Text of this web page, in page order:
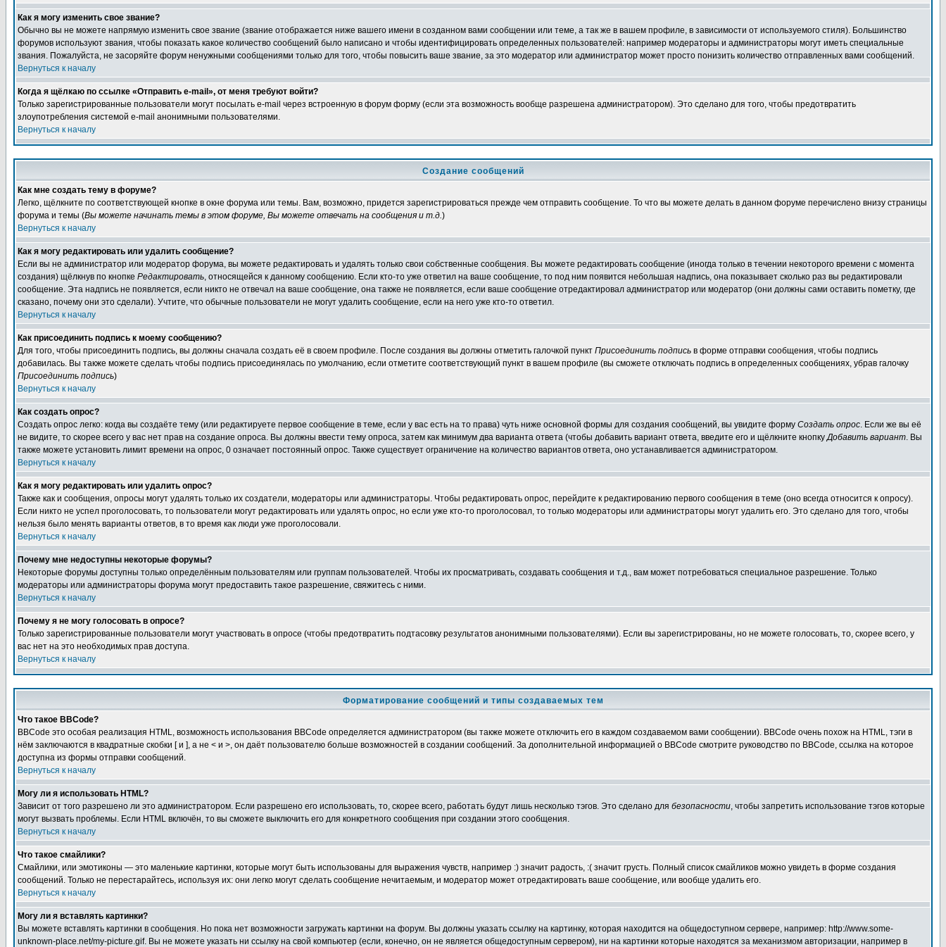
Как я могу изменить свое звание?
Обычно вы не можете напрямую изменить свое звание (звание отображается ниже вашего имени в созданном вами сообщении или теме, а так же в вашем профиле, в зависимости от используемого стиля). Большинство
форумов используют звания, чтобы показать какое количество сообщений было написано и чтобы идентифицировать определенных пользователей: например модераторы и администраторы могут иметь специальные
звания. Пожалуйста, не засоряйте форум ненужными сообщениями только для того, чтобы повысить ваше звание, за это модератор или администратор может просто понизить количество отправленных вами сообщений.
Вернуться к началу
Когда я щёлкаю по ссылке «Отправить e-mail», от меня требуют войти?
Только зарегистрированные пользователи могут посылать e-mail через встроенную в форум форму (если эта возможность вообще разрешена администратором). Это сделано для того, чтобы предотвратить
злоупотребления системой e-mail анонимными пользователями.
Вернуться к началу
Создание сообщений
Как мне создать тему в форуме?
Легко, щёлкните по соответствующей кнопке в окне форума или темы. Вам, возможно, придется зарегистрироваться прежде чем отправить сообщение. То что вы можете делать в данном форуме перечислено внизу страницы
форума и темы (Вы можете начинать темы в этом форуме, Вы можете отвечать на сообщения и т.д.)
Вернуться к началу
Как я могу редактировать или удалить сообщение?
Если вы не администратор или модератор форума, вы можете редактировать и удалять только свои собственные сообщения. Вы можете редактировать сообщение (иногда только в течении некоторого времени с момента
создания) щёлкнув по кнопке Редактировать, относящейся к данному сообщению. Если кто-то уже ответил на ваше сообщение, то под ним появится небольшая надпись, она показывает сколько раз вы редактировали
сообщение. Эта надпись не появляется, если никто не отвечал на ваше сообщение, она также не появляется, если ваше сообщение отредактировал администратор или модератор (они должны сами оставить пометку, где
сказано, почему они это сделали). Учтите, что обычные пользователи не могут удалить сообщение, если на него уже кто-то ответил.
Вернуться к началу
Как присоединить подпись к моему сообщению?
Для того, чтобы присоединить подпись, вы должны сначала создать её в своем профиле. После создания вы должны отметить галочкой пункт Присоединить подпись в форме отправки сообщения, чтобы подпись
добавилась. Вы также можете сделать чтобы подпись присоединялась по умолчанию, если отметите соответствующий пункт в вашем профиле (вы сможете отключать подпись в определенных сообщениях, убрав галочку
Присоединить подпись)
Вернуться к началу
Как создать опрос?
Создать опрос легко: когда вы создаёте тему (или редактируете первое сообщение в теме, если у вас есть на то права) чуть ниже основной формы для создания сообщений, вы увидите форму Создать опрос. Если же вы её
не видите, то скорее всего у вас нет прав на создание опроса. Вы должны ввести тему опроса, затем как минимум два варианта ответа (чтобы добавить вариант ответа, введите его и щёлкните кнопкуДобавить вариант. Вы
также можете установить лимит времени на опрос, 0 означает постоянный опрос. Также существует ограничение на количество вариантов ответа, оно устанавливается администратором.
Вернуться к началу
Как я могу редактировать или удалить опрос?
Также как и сообщения, опросы могут удалять только их создатели, модераторы или администраторы. Чтобы редактировать опрос, перейдите к редактированию первого сообщения в теме (оно всегда относится к опросу).
Если никто не успел проголосовать, то пользователи могут редактировать или удалять опрос, но если уже кто-то проголосовал, то только модераторы или администраторы могут удалить его. Это сделано для того, чтобы
нельзя было менять варианты ответов, в то время как люди уже проголосовали.
Вернуться к началу
Почему мне недоступны некоторые форумы?
Некоторые форумы доступны только определённым пользователям или группам пользователей. Чтобы их просматривать, создавать сообщения и т.д., вам может потребоваться специальное разрешение. Только
модераторы или администраторы форума могут предоставить такое разрешение, свяжитесь с ними.
Вернуться к началу
Почему я не могу голосовать в опросе?
Только зарегистрированные пользователи могут участвовать в опросе (чтобы предотвратить подтасовку результатов анонимными пользователями). Если вы зарегистрированы, но не можете голосовать, то, скорее всего, у
вас нет на это необходимых прав доступа.
Вернуться к началу
Форматирование сообщений и типы создаваемых тем
Что такое BBCode?
BBCode это особая реализация HTML, возможность использования BBCode определяется администратором (вы также можете отключить его в каждом создаваемом вами сообщении). BBCode очень похож на HTML, тэги в
нём заключаются в квадратные скобки [ и ], а не < и >, он даёт пользователю больше возможностей в создании сообщений. За дополнительной информацией о BBCode смотрите руководство по BBCode, ссылка на которое
доступна из формы отправки сообщений.
Вернуться к началу
Могу ли я использовать HTML?
Зависит от того разрешено ли это администратором. Если разрешено его использовать, то, скорее всего, работать будут лишь несколько тэгов. Это сделано для безопасности, чтобы запретить использование тэгов которые
могут вызвать проблемы. Если HTML включён, то вы сможете выключить его для конкретного сообщения при создании этого сообщения.
Вернуться к началу
Что такое смайлики?
Смайлики, или эмотиконы — это маленькие картинки, которые могут быть использованы для выражения чувств, например :) значит радость, :( значит грусть. Полный список смайликов можно увидеть в форме создания
сообщений. Только не перестарайтесь, используя их: они легко могут сделать сообщение нечитаемым, и модератор может отредактировать ваше сообщение, или вообще удалить его.
Вернуться к началу
Могу ли я вставлять картинки?
Вы можете вставлять картинки в сообщения. Но пока нет возможности загружать картинки на форум. Вы должны указать ссылку на картинку, которая находится на общедоступном сервере, например: http://www.some-
unknown-place.net/my-picture.gif. Вы не можете указать ни ссылку на свой компьютер (если, конечно, он не является общедоступным сервером), ни на картинки которые находятся за механизмом авторизации, например в